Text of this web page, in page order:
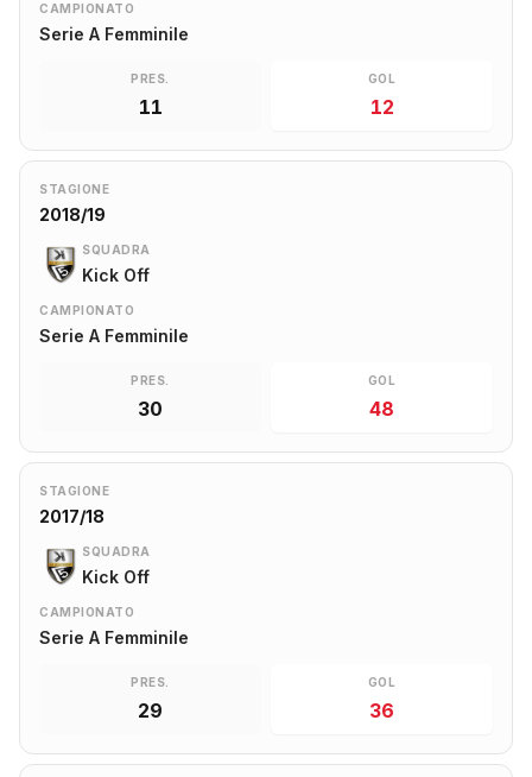
CAMPIONATO
Serie A Femminile
PRES.
11
GOL
12
STAGIONE
2018/19
SQUADRA
Kick Off
CAMPIONATO
Serie A Femminile
PRES.
30
GOL
48
STAGIONE
2017/18
SQUADRA
Kick Off
CAMPIONATO
Serie A Femminile
PRES.
29
GOL
36